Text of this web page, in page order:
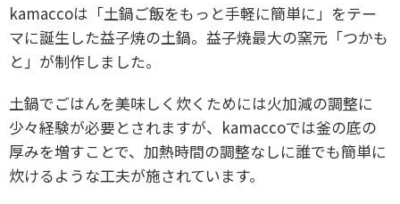
kamaccoは「土鍋ご飯をもっと手軽に簡単に」をテー
マに誕生した益子焼の土鍋。益子焼最大の窯元「つかも
と」が制作しました。
土鍋でごはんを美味しく炊くためには火加減の調整に
少々経験が必要とされますが、kamaccoでは釜の底の
厚みを増すことで、加熱時間の調整なしに誰でも簡単に
炊けるような工夫が施されています。